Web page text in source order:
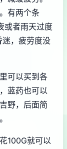
有两个条
或者雨天过度
，疲劳度没
可以买到各
蓝药也可以
野，后面简
100G就可以